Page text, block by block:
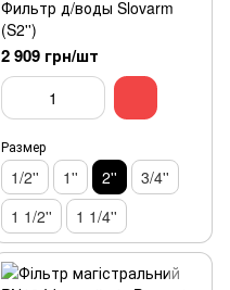
Фильтр д/воды Slovarm
(S2'')
2 909 грн/шт
Размер
1/2'' 1'' 2''
3/4''
1 1/2''
1 1/4''